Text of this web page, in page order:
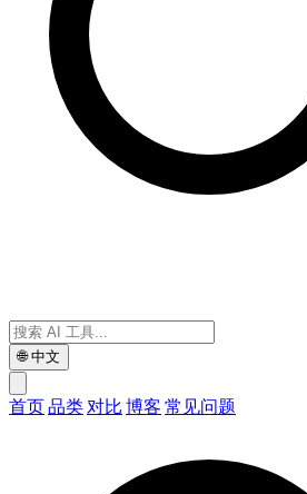
🌐中文
首页品类对比 博客 常见问题